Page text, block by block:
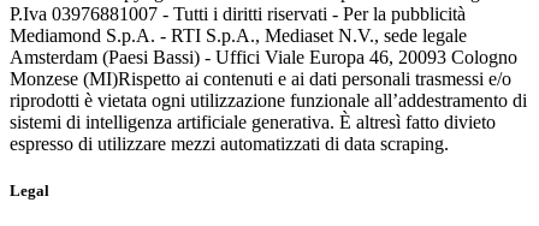
P.Iva 03976881007 - Tutti i diritti riservati - Per la pubblicità
Mediamond S.p.A. - RTI S.p.A., Mediaset N.V., sede legale
Amsterdam (Paesi Bassi) - Uffici Viale Europa 46, 20093 Cologno
Monzese (MI)Rispetto ai contenuti e ai dati personali trasmessi e/o
riprodotti è vietata ogni utilizzazione funzionale all’addestramento di
sistemi di intelligenza artificiale generativa. È altresì fatto divieto
espresso di utilizzare mezzi automatizzati di data scraping.
Legal